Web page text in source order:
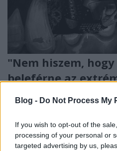
Blog - Do Not Process My
If you wish to opt-out of the
processing of your personal or
targeted advertising by us,
"Nem hiszem,
beleférne az
kategóriába."
Deaddel
theshattered•2026. június 09.